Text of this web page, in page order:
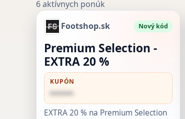
6 aktívnych ponúk
Footshop.sk Nový kód
Premium Selection -
EXTRA 20 %
KUPÓN
••••••
EXTRA 20 % na Premium Selection